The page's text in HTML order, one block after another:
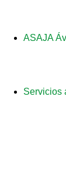
ASAJA
Servicios